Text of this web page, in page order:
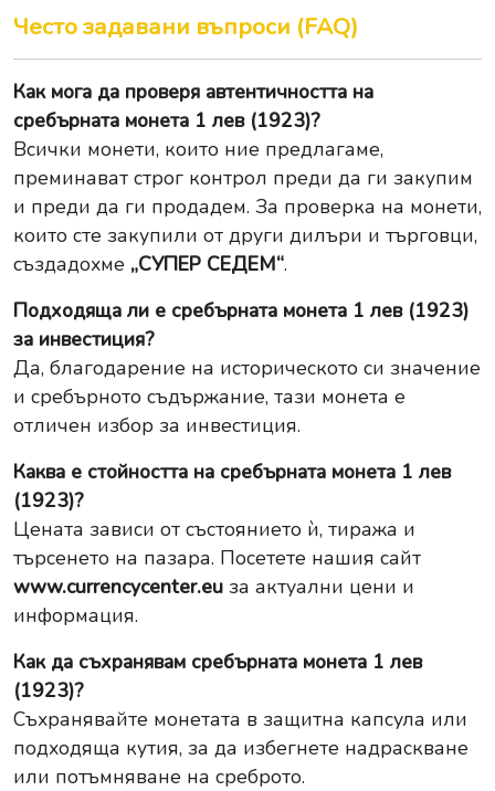
Често задавани въпроси (FAQ)
Как мога да проверя автентичността на
сребърната монета 1 лев (1923)?
Всички монети, които ние предлагаме,
преминават строг контрол преди да ги закупим
и преди да ги продадем. За проверка на монети,
които сте закупили от други дилъри и търговци,
създадохме „СУПЕР СЕДЕМ“.
Подходяща ли е сребърната монета 1 лев (1923)
за инвестиция?
Да, благодарение на историческото си значение
и сребърното съдържание, тази монета е
отличен избор за инвестиция.
Каква е стойността на сребърната монета 1 лев
(1923)?
Цената зависи от състоянието ѝ, тиража и
търсенето на пазара. Посетете нашия сайт
www.currencycenter.eu за актуални цени и
информация.
Как да съхранявам сребърната монета 1 лев
(1923)?
Съхранявайте монетата в защитна капсула или
подходяща кутия, за да избегнете надраскване
или потъмняване на среброто.